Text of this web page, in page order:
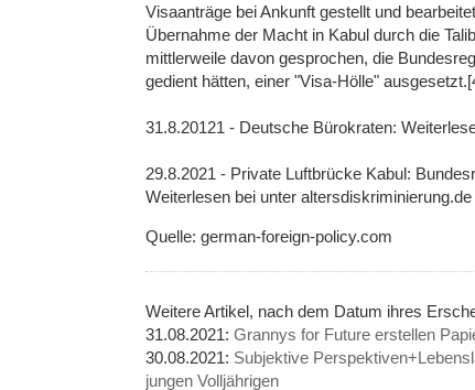
Visaanträge bei Ankunft gestellt und
Übernahme der Macht in Kabul durch die
mittlerweile davon gesprochen, die
gedient hätten, einer "Visa-Hölle"
31.8.20121 - Deutsche Bürokraten:
29.8.2021 - Private Luftbrücke Kabul:
Weiterlesen bei unter altersdiskriminierung.de
Quelle: german-foreign-policy.com
Weitere Artikel, nach dem Datum ihres
31.08.2021: Grannys for Future erstellen
30.08.2021: Subjektive
jungen Volljährigen